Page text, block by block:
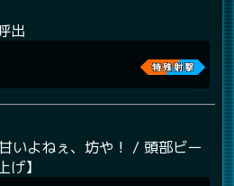
出
いよねぇ、坊や！ / 頭部ビー
げ】